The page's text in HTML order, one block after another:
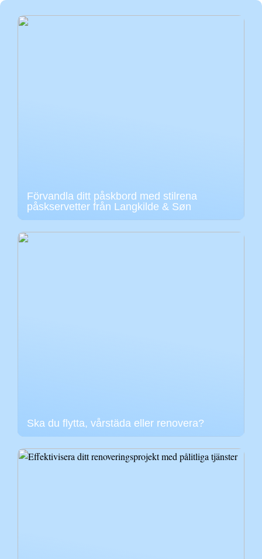
Förvandla ditt påskbord med stilrena
påskservetter från Langkilde & Søn
Ska du flytta, vårstäda eller renovera?